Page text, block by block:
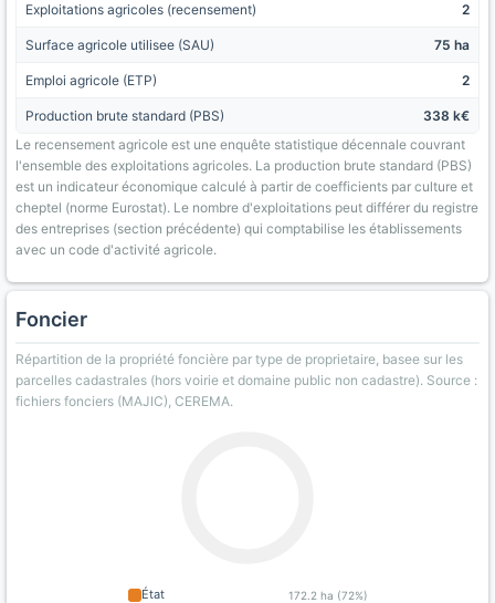
Exploitations agricoles (recensement) 2
Surface agricole utilisee (SAU) 75 ha
Emploi agricole (ETP) 2
Production brute standard (PBS)
338 k€
Le recensement agricole est une enquête statistique décennale couvrant
l'ensemble des exploitations agricoles. La production brute standard (PBS)
est un indicateur économique calculé à partir de coefficients par culture et
cheptel (norme Eurostat). Le nombre d'exploitations peut différer du registre
des entreprises (section précédente) qui comptabilise les établissements
avec un code d'activité agricole.
Foncier
Répartition de la propriété foncière par type de proprietaire, basee sur les
parcelles cadastrales (hors voirie et domaine public non cadastre). Source :
fichiers fonciers (MAJIC), CEREMA.
État 172.2 ha (72%)